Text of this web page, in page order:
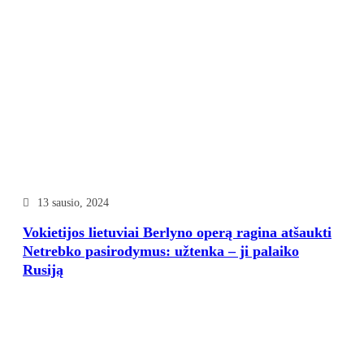
13 sausio, 2024
Vokietijos lietuviai Berlyno operą ragina atšaukti
Netrebko pasirodymus: užtenka – ji palaiko
Rusiją